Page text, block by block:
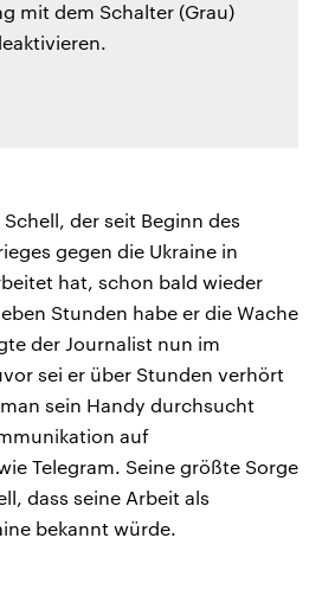
mit dem Schalter (Grau)
der seit Beginn des
gegen die Ukraine in
hat, schon bald wieder
Stunden habe er die Wache
der Journalist nun im
sei er über Stunden verhört
sein Handy durchsucht
auf
Telegram. Seine größte Sorge
dass seine Arbeit als
bekannt würde.